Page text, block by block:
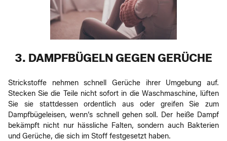
3. DAMPFBÜGELN GEGEN GERÜCHE
Strickstoffe nehmen schnell Gerüche ihrer Umgebung auf.
Stecken Sie die Teile nicht sofort in die Waschmaschine, lüften
Sie sie stattdessen ordentlich aus oder greifen Sie zum
Dampfbügeleisen, wenn’s schnell gehen soll. Der heiße Dampf
bekämpft nicht nur hässliche Falten, sondern auch Bakterien
und Gerüche, die sich im Stoff festgesetzt haben.